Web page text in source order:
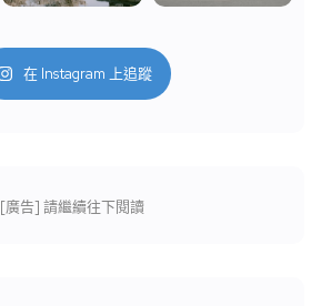
在 Instagram 上追蹤
[廣告] 請繼續往下閱讀